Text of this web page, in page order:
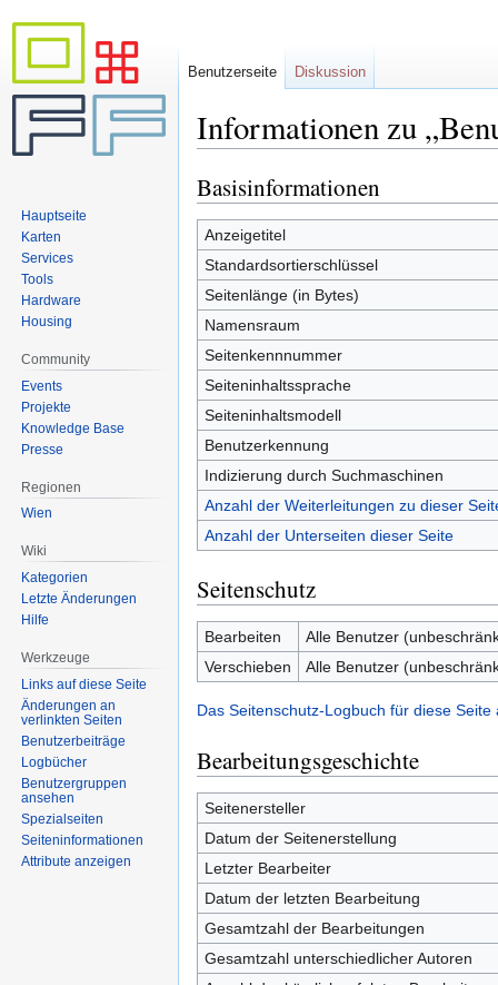
Informationen zu
Zur
Navigation
springen
Zur
Suche
springen
Basisinformationen
Anzeigetitel
Standardsortierschlüssel
Seitenlänge (in Bytes)
Namensraum
Seitenkennnummer
Seiteninhaltssprache
Seiteninhaltsmodell
Benutzerkennung
Indizierung durch Suchmaschinen
Anzahl der Weiterleitungen zu dieser
Anzahl der Unterseiten dieser Seite
Seitenschutz
Bearbeiten
Alle Benutzer
Verschieben
Alle Benutzer
Das Seitenschutz-Logbuch für diese Seite
Bearbeitungsgeschichte
Seitenersteller
Datum der Seitenerstellung
Letzter Bearbeiter
Datum der letzten Bearbeitung
Gesamtzahl der Bearbeitungen
Gesamtzahl unterschiedlicher Autoren
Benutzerseite Diskussion
Hauptseite
Karten
Services
Tools
Hardware
Housing
Community
Events
Projekte
Knowledge Base
Presse
Regionen
Wien
Wiki
Kategorien
Letzte Änderungen
Hilfe
Werkzeuge
Links auf diese Seite
Änderungen an
verlinkten Seiten
Benutzerbeiträge
Logbücher
Benutzergruppen
ansehen
Spezialseiten
Seiten­informationen
Attribute anzeigen